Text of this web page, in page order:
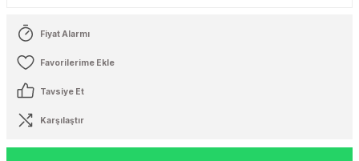
Fiyat Alarmı
Tavsiye Et
Karşılaştır